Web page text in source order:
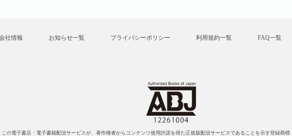
社情報 お知らせ一覧 プライバシーポリシー 利用規約一覧 FAQ一覧
この電子書店・電子書籍配信サービスが、著作権者からコンテンツ使用許諾を得た正規版配信サービスであることを示す登録商標